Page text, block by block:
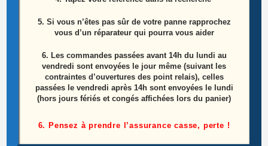
Carte mère Télé Toshiba 55UL2A63DG
Référence: 17MB130T (140119R1)
5. Si vous n’êtes pas sûr de votre panne rapprochez
vous d’un réparateur qui pourra vous aider
6. Les commandes passées avant 14h du lundi au
vendredi sont envoyées le jour même (suivant les
contraintes d’ouvertures des point relais), celles
passées le vendredi après 14h sont envoyées le lundi
(hors jours fériés et congés affichées lors du panier)
6. Pensez à prendre l’assurance casse, perte !